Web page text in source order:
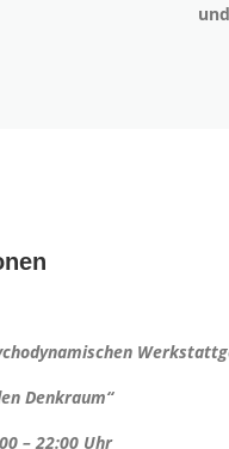
Denkraum“
– 22:00 Uhr